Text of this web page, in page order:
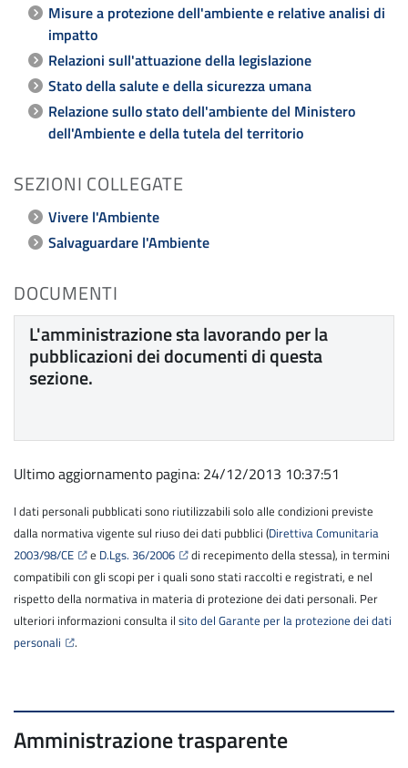
Misure a protezione dell'ambiente e relative analisi di
impatto
Relazioni sull'attuazione della legislazione
Stato della salute e della sicurezza umana
Relazione sullo stato dell'ambiente del Ministero
dell'Ambiente e della tutela del territorio
SEZIONI COLLEGATE
Vivere l'Ambiente
Salvaguardare l'Ambiente
DOCUMENTI
L'amministrazione sta lavorando per la
pubblicazioni dei documenti di questa
sezione.
Ultimo aggiornamento pagina: 24/12/2013 10:37:51
I dati personali pubblicati sono riutilizzabili solo alle condizioni previste
dalla normativa vigente sul riuso dei dati pubblici (Direttiva Comunitaria
2003/98/CE
e D.Lgs. 36/2006
di recepimento della stessa), in termini
compatibili con gli scopi per i quali sono stati raccolti e registrati, e nel
rispetto della normativa in materia di protezione dei dati personali. Per
ulteriori informazioni consulta il sito del Garante per la protezione dei dati
personali
.
Amministrazione trasparente